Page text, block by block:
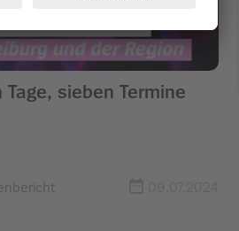
Tage, sieben Termine